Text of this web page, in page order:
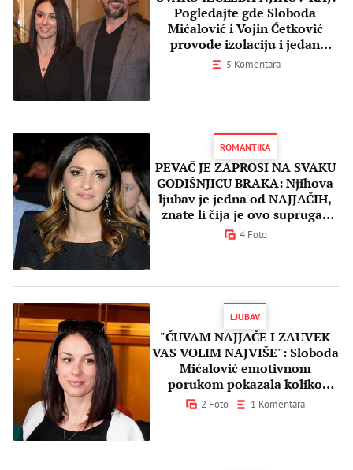
Pogledajte gde Sloboda
Mićalović i Vojin Ćetković
provode izolaciju i jedan
NEODOLJIV detalj
5 Komentara
ROMANTIKA
PEVAČ JE ZAPROSI NA SVAKU
GODIŠNJICU BRAKA: Njihova
ljubav je jedna od NAJJAČIH,
znate li čija je ovo supruga?
(FOTO)
4 Foto
LJUBAV
"ČUVAM NAJJAČE I ZAUVEK
VAS VOLIM NAJVIŠE": Sloboda
Mićalović emotivnom
porukom pokazala koliko
OBOŽAVA BAŠ NJIH! (FOTO)
2 Foto 1 Komentara